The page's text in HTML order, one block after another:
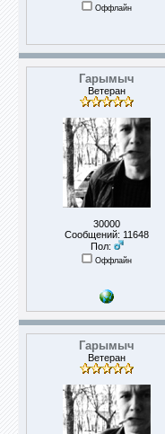
Оффлайн
Гарымыч
Ветеран
30000
Сообщений: 11648
Пол:
Оффлайн
Гарымыч
Ветеран